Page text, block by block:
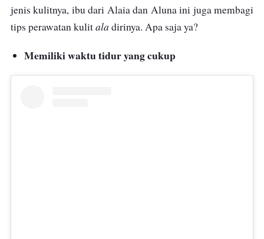
jenis kulitnya, ibu dari Alaia dan Aluna ini juga membagi
tips perawatan kulitala dirinya. Apa saja ya?
Memiliki waktu tidur yang cukup